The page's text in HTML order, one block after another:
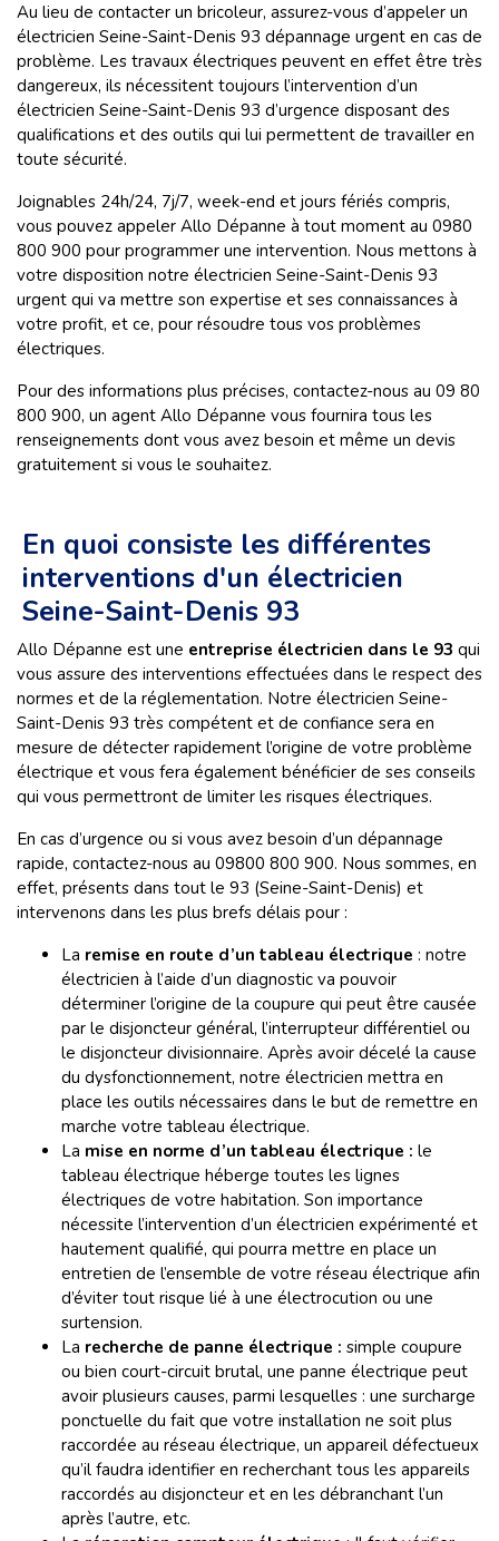
Au lieu de contacter un bricoleur, assurez-vous d’appeler un
électricien Seine-Saint-Denis 93 dépannage urgent en cas de
problème. Les travaux électriques peuvent en effet être très
dangereux, ils nécessitent toujours l’intervention d’un
électricien Seine-Saint-Denis 93 d’urgence disposant des
qualifications et des outils qui lui permettent de travailler en
toute sécurité.
Joignables 24h/24, 7j/7, week-end et jours fériés compris,
vous pouvez appeler Allo Dépanne à tout moment au 0980
800 900 pour programmer une intervention. Nous mettons à
votre disposition notre électricien Seine-Saint-Denis 93
urgent qui va mettre son expertise et ses connaissances à
votre profit, et ce, pour résoudre tous vos problèmes
électriques.
Pour des informations plus précises, contactez-nous au 09 80
800 900, un agent Allo Dépanne vous fournira tous les
renseignements dont vous avez besoin et même un devis
gratuitement si vous le souhaitez.
En quoi consiste les différentes
interventions d'un électricien
Seine-Saint-Denis 93
Allo Dépanne est une entreprise électricien dans le 93 qui
vous assure des interventions effectuées dans le respect des
normes et de la réglementation. Notre électricien Seine-
Saint-Denis 93 très compétent et de confiance sera en
mesure de détecter rapidement l’origine de votre problème
électrique et vous fera également bénéficier de ses conseils
qui vous permettront de limiter les risques électriques.
En cas d’urgence ou si vous avez besoin d’un dépannage
rapide, contactez-nous au 09800 800 900. Nous sommes, en
effet, présents dans tout le 93 (Seine-Saint-Denis) et
intervenons dans les plus brefs délais pour :
La remise en route d’un tableau électrique : notre
électricien à l’aide d’un diagnostic va pouvoir
déterminer l’origine de la coupure qui peut être causée
par le disjoncteur général, l’interrupteur différentiel ou
le disjoncteur divisionnaire. Après avoir décelé la cause
du dysfonctionnement, notre électricien mettra en
place les outils nécessaires dans le but de remettre en
marche votre tableau électrique.
La mise en norme d’un tableau électrique : le
tableau électrique héberge toutes les lignes
électriques de votre habitation. Son importance
nécessite l’intervention d’un électricien expérimenté et
hautement qualifié, qui pourra mettre en place un
entretien de l’ensemble de votre réseau électrique afin
d’éviter tout risque lié à une électrocution ou une
surtension.
La recherche de panne électrique : simple coupure
ou bien court-circuit brutal, une panne électrique peut
avoir plusieurs causes, parmi lesquelles : une surcharge
ponctuelle du fait que votre installation ne soit plus
raccordée au réseau électrique, un appareil défectueux
qu’il faudra identifier en recherchant tous les appareils
raccordés au disjoncteur et en les débranchant l’un
après l’autre, etc.